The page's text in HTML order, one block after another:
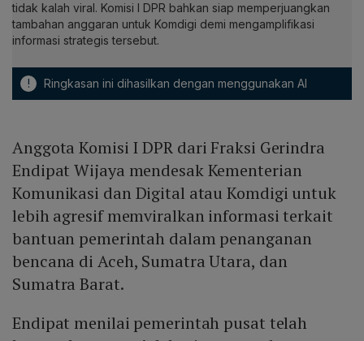
tidak kalah viral. Komisi I DPR bahkan siap memperjuangkan
tambahan anggaran untuk Komdigi demi mengamplifikasi
informasi strategis tersebut.
! Ringkasan ini dihasilkan dengan menggunakan AI
Anggota Komisi I DPR dari Fraksi Gerindra
Endipat Wijaya mendesak Kementerian
Komunikasi dan Digital atau Komdigi untuk
lebih agresif memviralkan informasi terkait
bantuan pemerintah dalam penanganan
bencana di Aceh, Sumatra Utara, dan
Sumatra Barat.
Endipat menilai pemerintah pusat telah